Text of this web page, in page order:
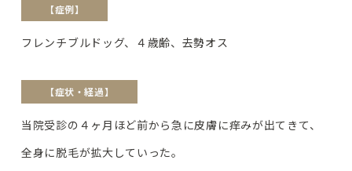
【症例】
フレンチブルドッグ、４歳齢、去勢オス
【症状・経過】
当院受診の４ヶ月ほど前から急に皮膚に痒みが出てきて、
全身に脱毛が拡大していった。